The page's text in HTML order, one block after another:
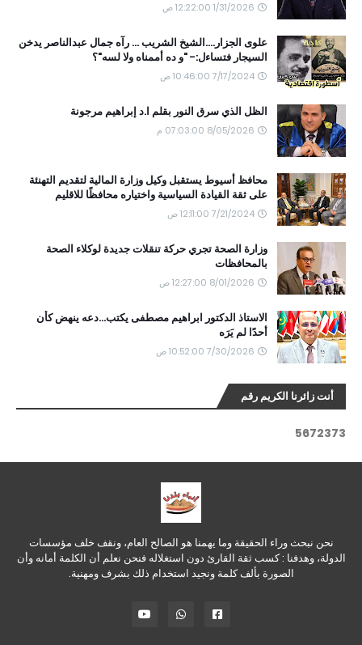
1/31/2026 12:22:00 ص
علوى الجزار....الشيخ الشريب ... رآه جمال عبدالناصر يدخن
السيجار فتساءل:- "و ده أممناه ولا لسه"؟
7/17/2024 10:46:00 ص
الظل الذي سرق النور بقلم ا.د إبراهيم مرجونة
8/05/2026 07:03:00 م
محافظ أسيوط يستقبل وكيل وزارة المالية لتقديم التهنئة
على ثقة القيادة السياسية واختياره محافظًا للاقليم
7/21/2024 12:11:00 ص
وزارة الصحة تجري حركة تنقلات جديدة لوكلاء الصحة
بالمحافظات
8/01/2026 12:27:00 ص
الاستاذ الدكتور ابراهيم مصطفى يكتب...دعه ينهض كأن
أحدًا لم يَرَه
7/30/2026 10:52:00 ص
أنت زائرنا الكريم رقم
5672373
نحن نبحث وراء الحقيقة وما يهمنا هو الصالح العام، ونقف خلف مؤسسات
الدولة، وهدفنا : كسب ثقة القارئ دون استغلاله فنحن نعلم أن الكلمة أمانه وأن
الصورة بألف كلمة ونجيد استخدام ذلك بشرف ومهنية.